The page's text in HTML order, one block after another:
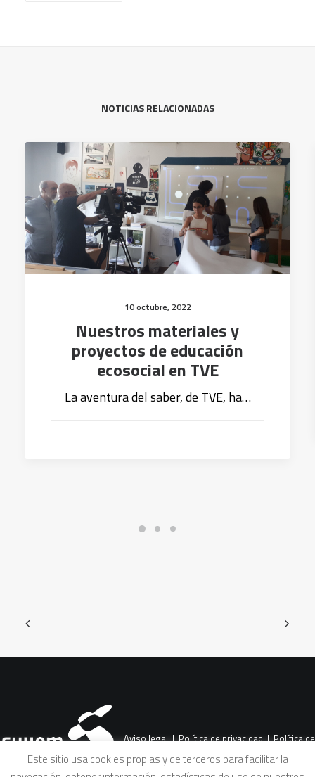
NOTICIAS RELACIONADAS
10 octubre, 2022
Nuestros materiales y
proyectos de educación
ecosocial en TVE
La aventura del saber, de TVE, ha…
Aviso legal|Política de privacidad|Política de
Este sitio usa cookies propias y de terceros para facilitar la